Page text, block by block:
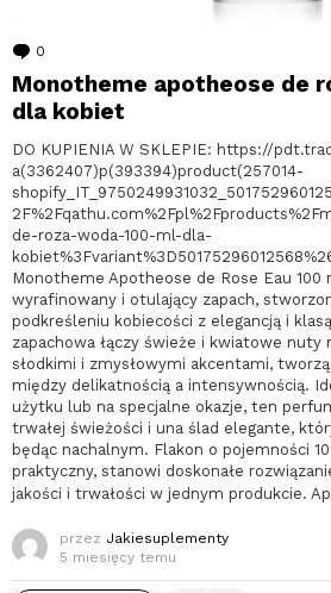
0
Monotheme apotheose de
dla kobiet
DO KUPIENIA W SKLEPIE: https://
a(3362407)p(393394)product(257014-
de-roza-woda-100-ml-dla-
Monotheme Apotheose de Rose Eau
wyrafinowany i otulający zapach,
podkreśleniu kobiecości z elegancją i
zapachowa łączy świeże i kwiatowe nuty
słodkimi i zmysłowymi akcentami,
między delikatnością a intensywnością.
użytku lub na specjalne okazje, ten
trwałej świeżości i una ślad elegante,
będąc nachalnym. Flakon o pojemności
praktyczny, stanowi doskonałe
jakości i trwałości w jednym produkcie.
przez Jakiesuplementy
5 miesięcy temu